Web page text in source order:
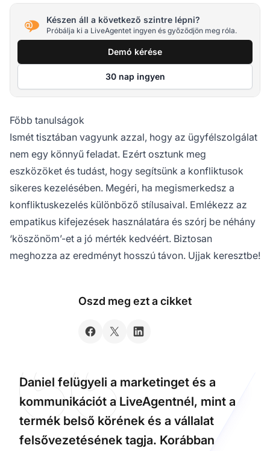
Készen áll a következő szintre lépni?
Próbálja ki a LiveAgentet ingyen és győződjön meg róla.
Demó kérése
30 nap ingyen
Főbb tanulságok
Ismét tisztában vagyunk azzal, hogy az ügyfélszolgálat
nem egy könnyű feladat. Ezért osztunk meg
eszközöket és tudást, hogy segítsünk a konfliktusok
sikeres kezelésében. Megéri, ha megismerkedsz a
konfliktuskezelés különböző stílusaival. Emlékezz az
empatikus kifejezések használatára és szórj be néhány
‘köszönöm’-et a jó mérték kedvéért. Biztosan
meghozza az eredményt hosszú távon. Ujjak keresztbe!
Oszd meg ezt a cikket
Daniel felügyeli a marketinget és a
kommunikációt a LiveAgentnél, mint a
termék belső körének és a vállalat
felsővezetésének tagja. Korábban